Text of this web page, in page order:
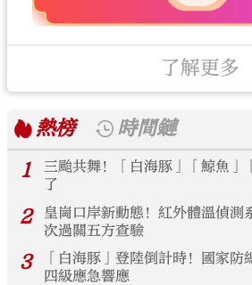
了解更多
熱榜
時間鏈
1
三颱共舞！「白海豚」「鯨魚」
了
2
皇崗口岸新動態！紅外體溫偵
次過關五方查驗
3
「白海豚」登陸倒計時！國家
四級應急響應